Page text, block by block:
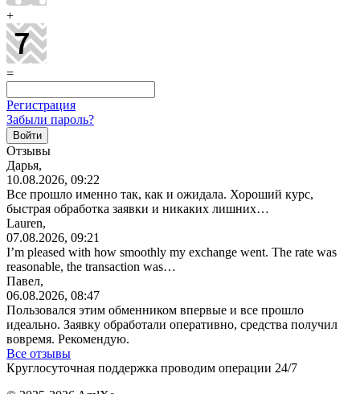
+
=
Регистрация
Забыли пароль?
Отзывы
Дарья,
10.08.2026, 09:22
Все прошло именно так, как и ожидала. Хороший курс,
быстрая обработка заявки и никаких лишних…
Lauren,
07.08.2026, 09:21
I’m pleased with how smoothly my exchange went. The rate was
reasonable, the transaction was…
Павел,
06.08.2026, 08:47
Пользовался этим обменником впервые и все прошло
идеально. Заявку обработали оперативно, средства получил
вовремя. Рекомендую.
Все отзывы
Круглосуточная поддержка проводим операции 24/7